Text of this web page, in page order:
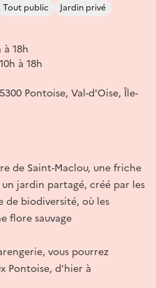
Tout public Jardin privé
18h
à 18h
Pontoise, Val-d'Oise, Île-
de Saint-Maclou, une friche
un jardin partagé, créé par les
de biodiversité, où les
flore sauvage
vous pourrez
Pontoise, d’hier à